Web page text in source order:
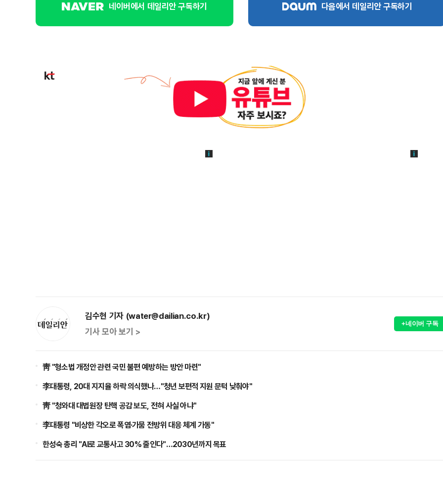
네이버에서 데일리안 구독하기 다음에서 데일리안 구독하기
김수현 기자 (water@dailian.co.kr)
기사 모아 보기 >
+네이버 구독
靑 "형소법 개정안 관련 국민 불편 예방하는 방안 마련"
李대통령, 20대 지지율 하락 의식했나…"청년 보편적 지원 문턱 낮춰야"
靑 "청와대 대법원장 탄핵 공감 보도, 전혀 사실 아냐"
李대통령 "비상한 각오로 폭염·가뭄 전방위 대응 체계 가동"
한성숙 총리 "AI로 교통사고 30% 줄인다"…2030년까지 목표